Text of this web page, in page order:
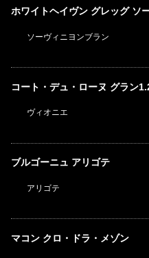
ホワイトヘイヴン グレッグ ソ
ソーヴィニヨンブラン
コート・デュ・ローヌ グラン
ヴィオニエ
ブルゴーニュ アリゴテ
アリゴテ
マコン クロ・ドラ・メゾン